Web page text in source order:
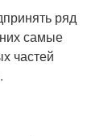
ряд
самые
частей